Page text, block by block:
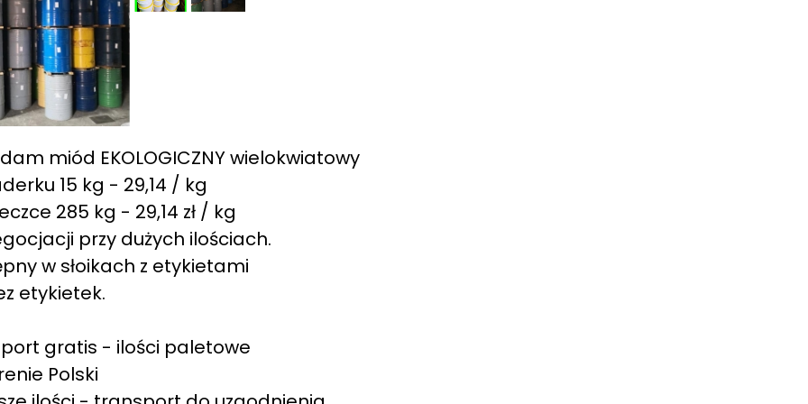
miód EKOLOGICZNY wielokwiatowy
15 kg - 29,14 / kg
285 kg - 29,14 zł / kg
przy dużych ilościach.
w słoikach z etykietami
etykietek.
gratis - ilości paletowe
Polski